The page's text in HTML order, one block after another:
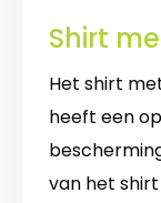
Shirt
Het shirt
heeft een
van het